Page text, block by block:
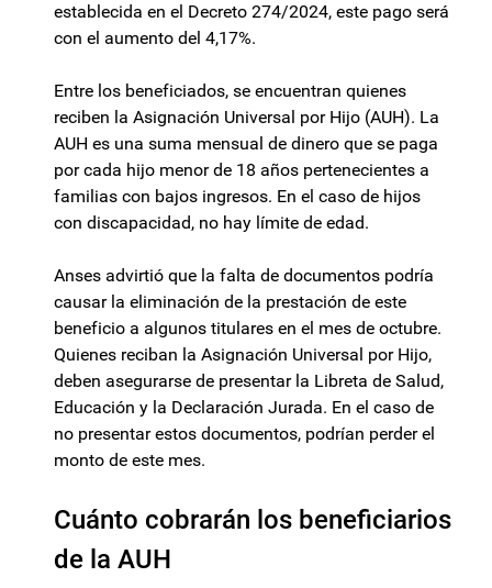
establecida en el Decreto 274/2024, este pago será
con el aumento del 4,17%.
Entre los beneficiados, se encuentran quienes
reciben la Asignación Universal por Hijo (AUH). La
AUH es una suma mensual de dinero que se paga
por cada hijo menor de 18 años pertenecientes a
familias con bajos ingresos. En el caso de hijos
con discapacidad, no hay límite de edad.
Anses advirtió que la falta de documentos podría
causar la eliminación de la prestación de este
beneficio a algunos titulares en el mes de octubre.
Quienes reciban la Asignación Universal por Hijo,
deben asegurarse de presentar la Libreta de Salud,
Educación y la Declaración Jurada. En el caso de
no presentar estos documentos, podrían perder el
monto de este mes.
Cuánto cobrarán los beneficiarios
de la AUH